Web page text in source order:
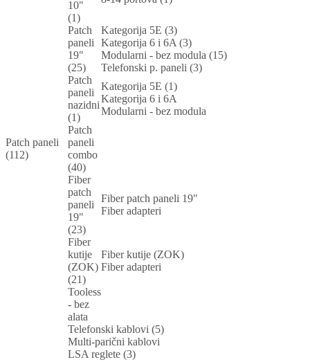
Patch paneli
(112)
10"
(1)
Patch
paneli
19"
(25)
Kategorija 5E (3)
Kategorija 6 i 6A (3)
Modularni - bez modula (15)
Telefonski p. paneli (3)
Patch
paneli
nazidni
(1)
Kategorija 5E (1)
Kategorija 6 i 6A
Modularni - bez modula
Patch
paneli
combo
(40)
Fiber
patch
paneli
19"
(23)
Fiber patch paneli 19"
Fiber adapteri
Fiber
kutije
(ZOK)
(21)
Fiber kutije (ZOK)
Fiber adapteri
Tooless
- bez
alata
Telefonski kablovi (5)
Multi-parični kablovi
LSA reglete (3)